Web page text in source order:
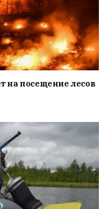
на посещение лесов